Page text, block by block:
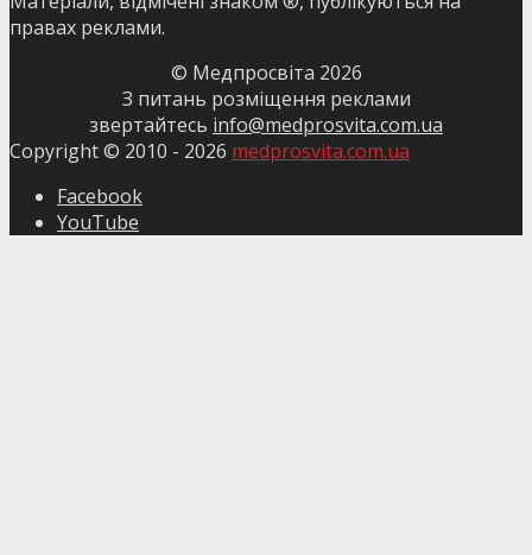
правах реклами.
© Медпросвіта 2026
З питань розміщення реклами
звертайтесь info@medprosvita.com.ua
Copyright © 2010 - 2026 medprosvita.com.ua
Facebook
YouTube